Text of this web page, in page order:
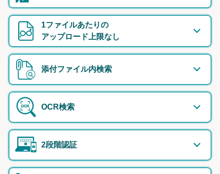
1ファイルあたりの
アップロード上限なし
添付ファイル内検索
OCR検索
2段階認証